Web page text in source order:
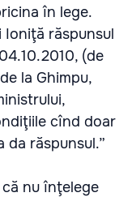
în lege.
Ioniţă răspunsul
(de
la Ghimpu,
cînd doar
da răspunsul.”
nu înţelege